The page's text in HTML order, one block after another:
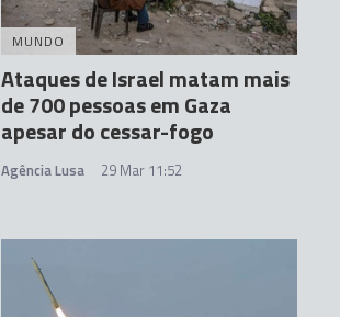
MUNDO
Ataques de Israel matam mais
de 700 pessoas em Gaza
apesar do cessar-fogo
Agência Lusa 29 Mar 11:52